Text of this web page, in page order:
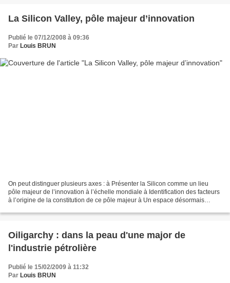
La Silicon Valley, pôle majeur d’innovation
Publié le 07/12/2008 à 09:36
Par Louis BRUN
On peut distinguer plusieurs axes : à Présenter la Silicon comme un lieu
pôle majeur de l’innovation à l’échelle mondiale à Identification des facteurs
à l’origine de la constitution de ce pôle majeur à Un espace désormais
Oiligarchy : dans la peau d'une major de
l'industrie pétrolière
Publié le 15/02/2009 à 11:32
Par Louis BRUN